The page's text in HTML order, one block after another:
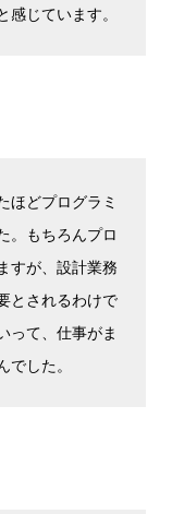
じています。
ほどプログラミ
。もちろんプロ
すが、設計業務
とされるわけで
って、仕事がま
した。